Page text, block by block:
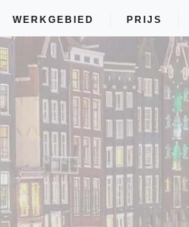
WERKGEBIED PRIJS